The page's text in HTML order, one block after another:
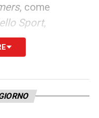
, come
Sport,
in Italia
di
TOP NEWS